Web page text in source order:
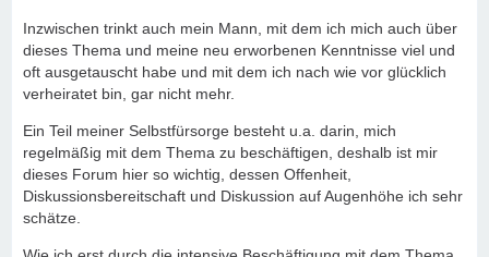
Inzwischen trinkt auch mein Mann, mit dem ich mich auch über
dieses Thema und meine neu erworbenen Kenntnisse viel und
oft ausgetauscht habe und mit dem ich nach wie vor glücklich
verheiratet bin, gar nicht mehr.
Ein Teil meiner Selbstfürsorge besteht u.a. darin, mich
regelmäßig mit dem Thema zu beschäftigen, deshalb ist mir
dieses Forum hier so wichtig, dessen Offenheit,
Diskussionsbereitschaft und Diskussion auf Augenhöhe ich sehr
schätze.